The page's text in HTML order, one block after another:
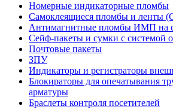
Номерные индикаторные пломбы
Самоклеящиеся пломбы и ленты
Антимагнитные пломбы ИМП на
Сейф-пакеты и сумки с системой
Почтовые пакеты
ЗПУ
Индикаторы и регистраторы
Блокираторы для опечатывания
арматуры
Браслеты контроля посетителей